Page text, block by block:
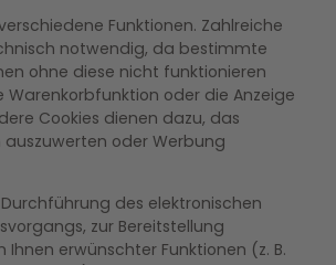
Funktionen. Zahlreiche
notwendig, da bestimmte
ohne diese nicht funktionieren
Warenkorbfunktion oder die Anzeige
Cookies dienen dazu, das
auszuwerten oder Werbung
des elektronischen
zur Bereitstellung
erwünschter Funktionen (z. B.